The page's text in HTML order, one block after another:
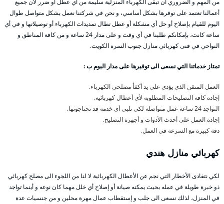
من المهم و الضروري أن تبقى الكهرباء المنزلية سليمة من أي عطل أو ضرر لأن جميع
أعمالنا تعتمد على توفرها بشكل أساسي، و نحن في شركتنا نعمل بشكل متواصل طوال
اليوم للقيام بإصلاح أو حل أي مشكلة أو عطل تطال تمديدات الكهرباء أو توصيلاتها و في أي
ساعة كانت، بإمكانكم طلبنا في أي وقت و على مدار 24 ساعة و من كافة المناطق و
النواحي في فنى كهربائي منازل جنوب السرة الكويت.
تمتاز خدماتنا التي نسعى الى توفيرها على مدار اليوم ب :
العمل المتقن الذي يؤدى على يد أكفأ مصلحي الكهرباء.
إجادة كافة التصليحات المطلوبة لأي أعطال كهربائية.
التواجد 24 ساعة عمل متواصلة لكي نلبي أي خدمة قد تحتاجونها.
إجادة العمل على أحدث الأدوات و أجهزة التصليح.
دقة كبيرة مع السرعة في العمل.
كهربائي منازل هندي
لكي نتفادى الأخطار التي نجم عن الأعطال الكهربائية لا لنا من اللجوء الى مصلح كهربائي
ذو خبرة طويلة في عمله بحيث يمكنه صيانة أو إصلاح أي خلل مهما كان نوعه و أينما تواجد
في المنزل، لذلك نسعى الى جلب و إستقطاب عمال مهرة محلين و من جنسيات عدة